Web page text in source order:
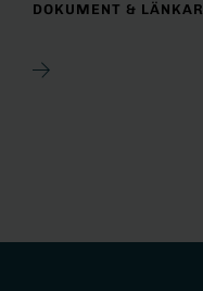
DOKUMENT & LÄNKAR